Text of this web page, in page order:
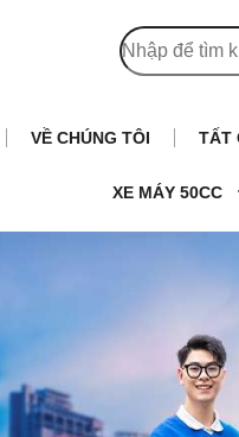
VỀ CHÚNG TÔI TẤT
XE MÁY 50CC